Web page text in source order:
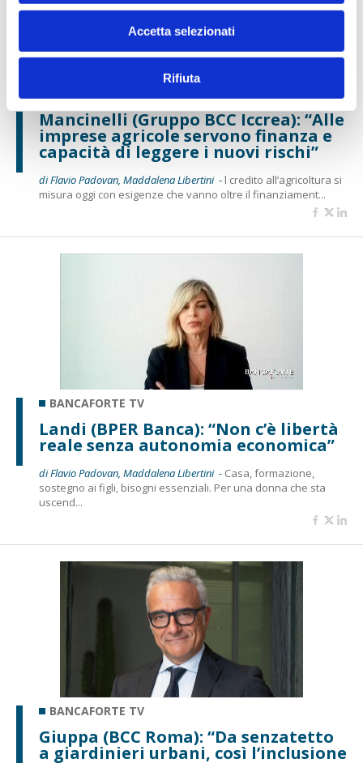
Accetta selezionati
Rifiuta
Mancinelli (Gruppo BCC Iccrea): “Alle
imprese agricole servono finanza e
capacità di leggere i nuovi rischi”
di Flavio Padovan, Maddalena Libertini - l credito all’agricoltura si
misura oggi con esigenze che vanno oltre il finanziament...
BANCAFORTE TV
Landi (BPER Banca): “Non c’è libertà
reale senza autonomia economica”
di Flavio Padovan, Maddalena Libertini - Casa, formazione,
sostegno ai figli, bisogni essenziali. Per una donna che sta
uscend...
BANCAFORTE TV
Giuppa (BCC Roma): “Da senzatetto
a giardinieri urbani, così l’inclusione